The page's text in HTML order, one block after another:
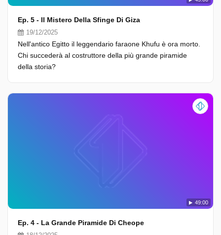
Ep. 5 - Il Mistero Della Sfinge Di Giza
19/12/2025
Nell'antico Egitto il leggendario faraone Khufu è ora morto.
Chi succederà al costruttore della più grande piramide
della storia?
49:00
Ep. 4 - La Grande Piramide Di Cheope